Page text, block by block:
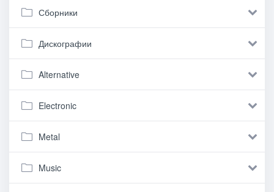
Сборники
Дискографии
Alternative
Electronic
Metal
Music